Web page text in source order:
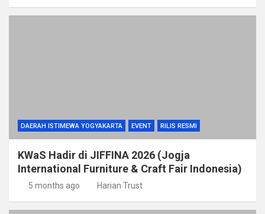
DAERAH ISTIMEWA YOGYAKARTA EVENT RILIS RESMI
KWaS Hadir di JIFFINA 2026 (Jogja
International Furniture & Craft Fair Indonesia)
5 months ago Harian Trust